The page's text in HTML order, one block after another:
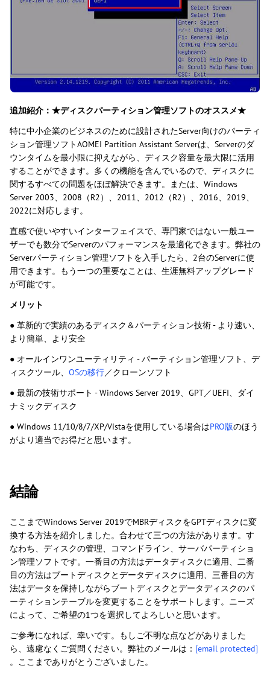
追加紹介：★ディスクパーティション管理ソフトのオススメ★
特に中小企業のビジネスのために設計されたServer向けのパーティ
ション管理ソフトAOMEI Partition Assistant Serverは、Serverのダ
ウンタイムを最小限に抑えながら、ディスク容量を最大限に活用
することができます。多くの機能を含んでいるので、ディスクに
関するすべての問題をほぼ解決できます。または、Windows
Server 2003、2008（R2）、2011、2012（R2）、2016、2019、
2022に対応します。
直感で使いやすいインターフェイスで、専門家ではない一般ユー
ザーでも数分でServerのパフォーマンスを最適化できます。弊社の
Serverパーティション管理ソフトを入手したら、2台のServerに使
用できます。もう一つの重要なことは、生涯無料アップグレード
が可能です。
メリット
● 革新的で実績のあるディスク＆パーティション技術 - より速い、
より簡単、より安全
● オールインワンユーティリティ - パーティション管理ソフト、デ
ィスクツール、 OSの移行／クローンソフト
● 最新の技術サポート - Windows Server 2019、GPT／UEFI、ダイ
ナミックディスク
● Windows 11/10/8/7/XP/Vistaを使用している場合はPRO版のほう
がより適当でお得だと思います。
結論
ここまでWindows Server 2019でMBRディスクをGPTディスクに変
換する方法を紹介しました。合わせて三つの方法があります。す
なわち、ディスクの管理、コマンドライン、サーバパーティショ
ン管理ソフトです。一番目の方法はデータディスクに適用、二番
目の方法はブートディスクとデータディスクに適用、三番目の方
法はデータを保持しながらブートディスクとデータディスクのパ
ーティションテーブルを変更することをサポートします。ニーズ
によって、ご希望の1つを選択してよろしいと思います。
ご参考になれば、幸いです。もしご不明な点などがありました
ら、遠慮なくご質問ください。弊社のメールは： [email protected]
。ここまでありがとうございました。